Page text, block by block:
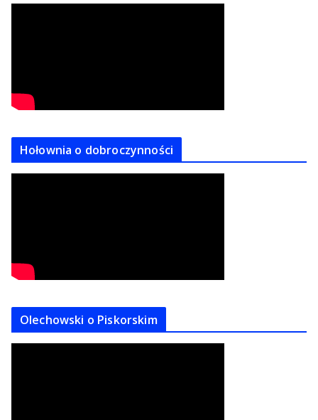
Hołownia o dobroczynności
Olechowski o Piskorskim